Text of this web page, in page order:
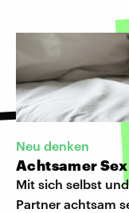
Neu denken
Achtsamer Sex
Mit sich selbst
Partner achtsam